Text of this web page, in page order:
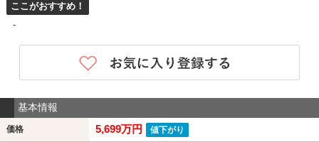
ここがおすすめ！
-
基本情報
価格 5,699万円 値下がり